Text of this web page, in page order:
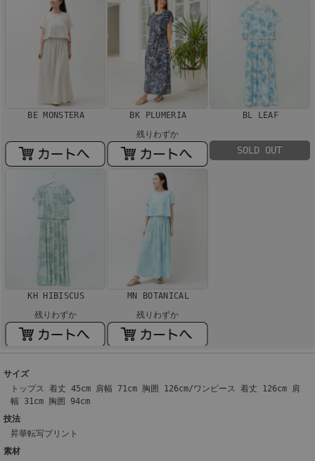
BE MONSTERA
BK PLUMERIA
残りわずか
BL LEAF
SOLD OUT
KH HIBISCUS
残りわずか
MN BOTANICAL
残りわずか
サイズ
トップス 着丈 45cm 肩幅 71cm 胸囲 126cm/ワンピース 着丈 126cm 肩
幅 31cm 胸囲 94cm
技法
昇華転写プリント
素材